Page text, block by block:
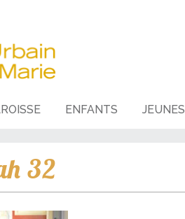
ENFANTS JEUNES
32